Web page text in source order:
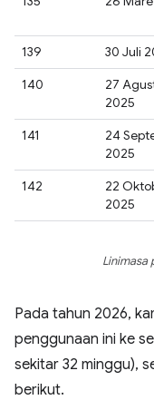
139 30 Juli
140
27
2025
141
24
2025
142
22
2025
Linimasa
Pada tahun 2026,
penggunaan ini ke
sekitar 32 minggu),
berikut.